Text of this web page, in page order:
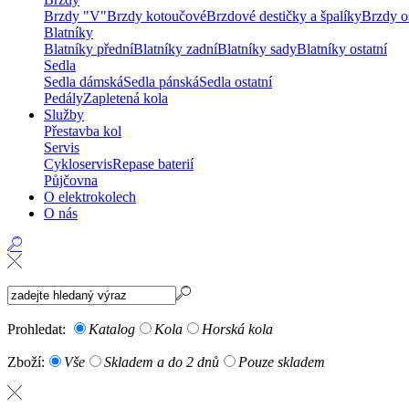
Brzdy "V"Brzdy kotoučovéBrzdové destičky a špalíkyBrzdy
Blatníky
Blatníky předníBlatníky zadníBlatníky sadyBlatníky ostatní
Sedla
Sedla dámskáSedla pánskáSedla ostatní
PedályZapletená kola
Služby
Přestavba kol
Servis
CykloservisRepase baterií
Půjčovna
O elektrokolech
O nás
Prohledat: Katalog Kola Horská kola
Zboží: Vše Skladem a do 2 dnů Pouze skladem